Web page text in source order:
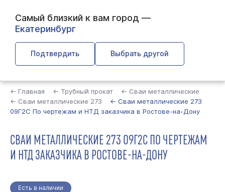
Самый близкий к вам город —
Екатеринбург
Подтвердить Выбрать другой
← Главная ← Трубный прокат
← Сваи металлические
← Сваи металлические 273
← Сваи металлические 273
09Г2С По чертежам и НТД заказчика в Ростове-на-Дону
СВАИ МЕТАЛЛИЧЕСКИЕ 273 09Г2С ПО ЧЕРТЕЖАМ
И НТД ЗАКАЗЧИКА В РОСТОВЕ-НА-ДОНУ
Есть в наличии